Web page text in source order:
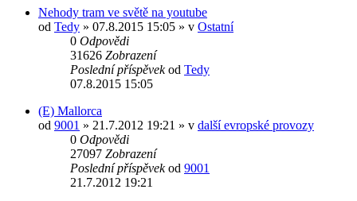
Nehody tram ve světě na youtube
od Tedy » 07.8.2015 15:05 » v Ostatní
0 Odpovědi
31626 Zobrazení
Poslední příspěvekod Tedy
07.8.2015 15:05
(E) Mallorca
od 9001 » 21.7.2012 19:21 » v další evropské provozy
0 Odpovědi
27097 Zobrazení
Poslední příspěvekod 9001
21.7.2012 19:21